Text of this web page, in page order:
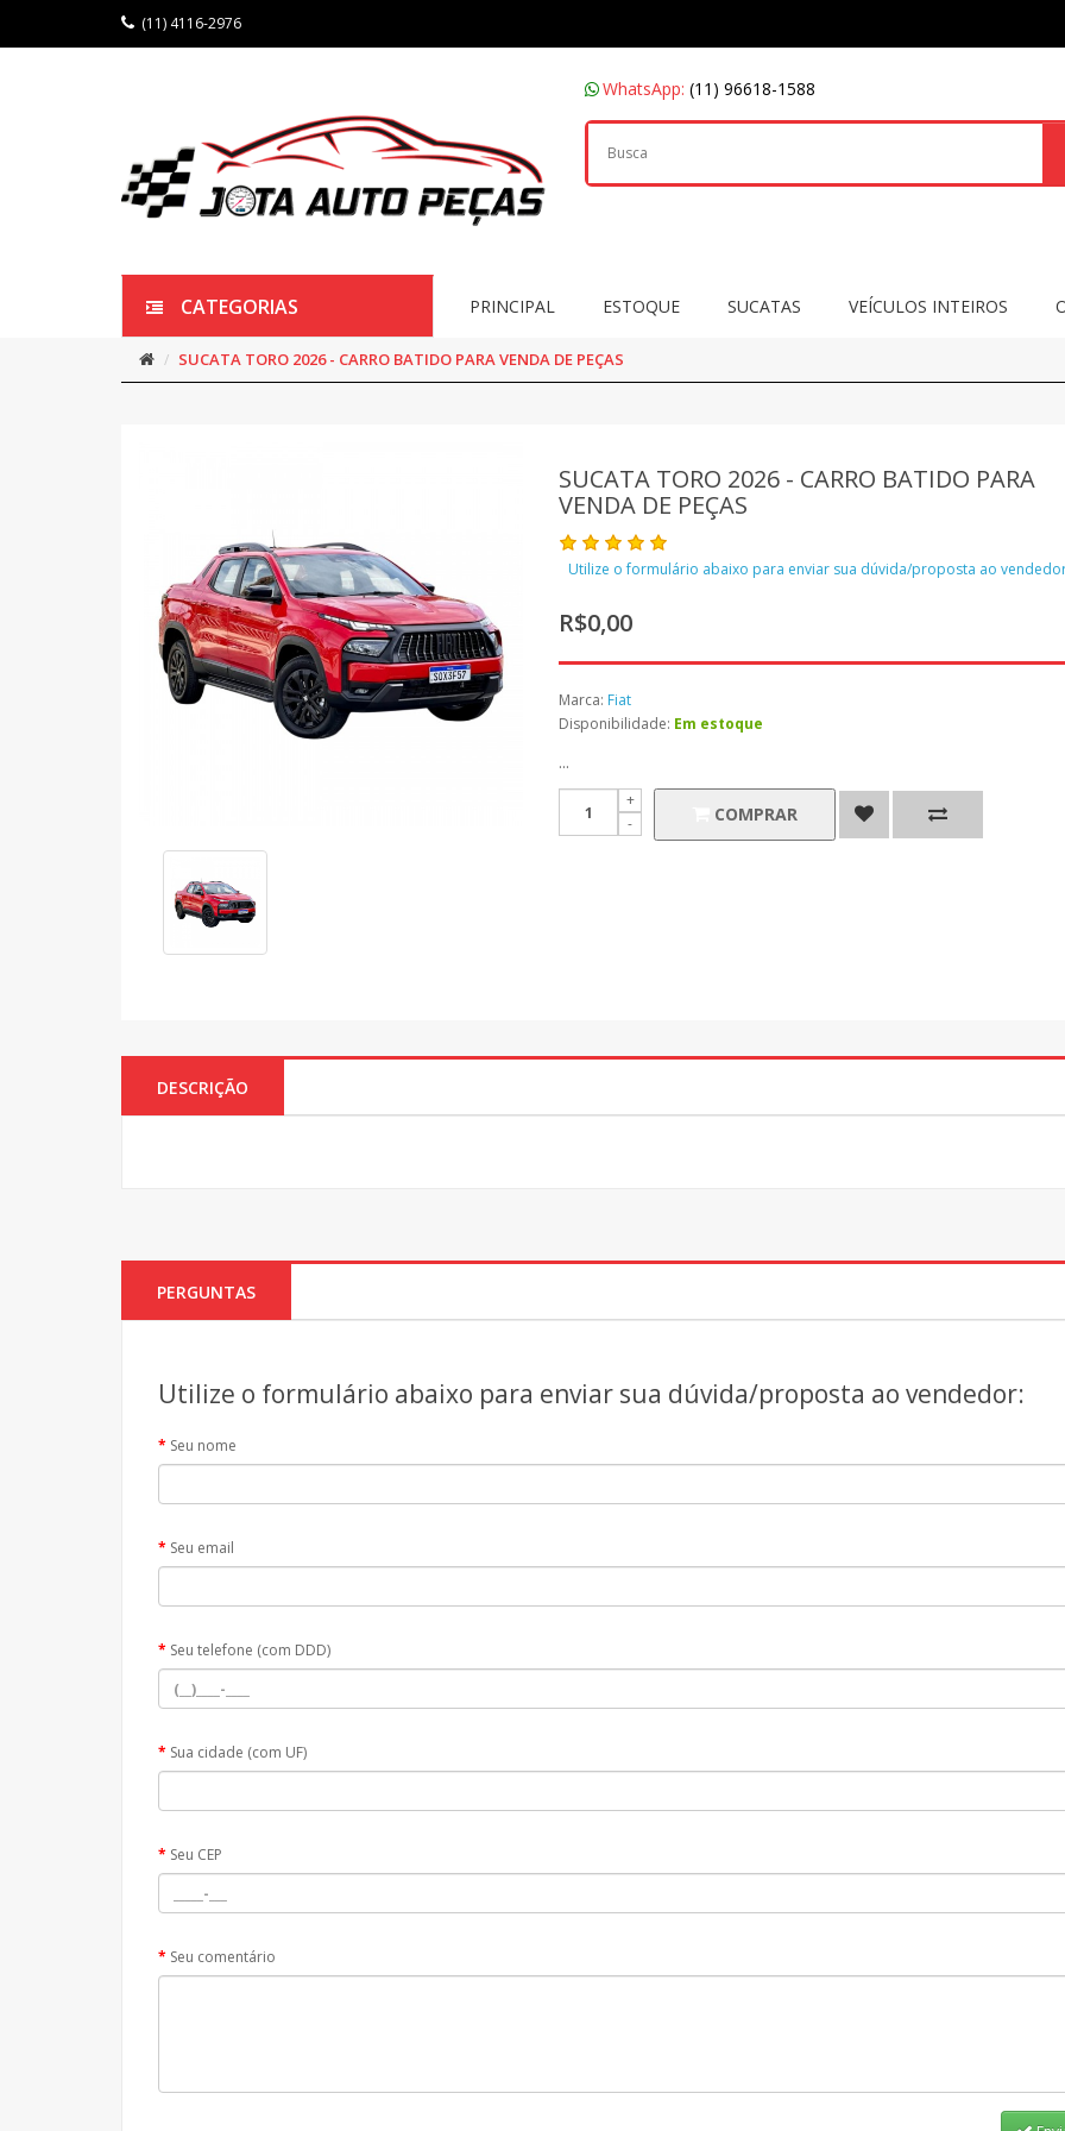
(11) 4116-2976
WhatsApp: (11) 96618-1588
CATEGORIAS PRINCIPAL ESTOQUE SUCATAS VEÍCULOS INTEIROS
SUCATA TORO 2026 - CARRO BATIDO PARA VENDA DE PEÇAS
SUCATA TORO 2026 - CARRO BATIDO PARA
VENDA DE PEÇAS
Utilize o formulário abaixo para enviar sua dúvida/proposta ao
R$0,00
Marca: Fiat
Disponibilidade: Em estoque
...
COMPRAR
DESCRIÇÃO
PERGUNTAS
Utilize o formulário abaixo para enviar sua dúvida/proposta ao vendedor:
Seu nome
Seu email
Seu telefone (com DDD)
Sua cidade (com UF)
Seu CEP
Seu comentário